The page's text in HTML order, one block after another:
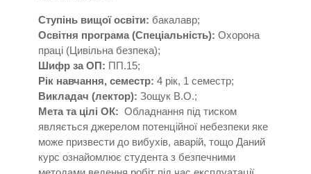
Текст резюме курсу:
Ступінь вищої освіти: бакалавр;
Освітня програма (Спеціальність):Охорона
праці (Цивільна безпека);
Шифр за ОП: ПП.15;
Рік навчання, семестр: 4 рік, 1 семестр;
Викладач (лектор): Зощук В.О.;
Мета та цілі ОК: Обладнання під тиском
являється джерелом потенційної небезпеки яке
може призвести до вибухів, аварій, тощо Даний
курс ознайомлює студента з безпечними